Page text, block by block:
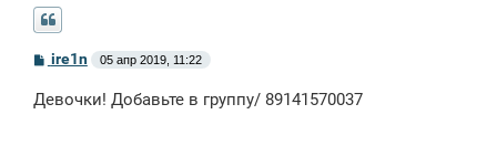
С
б
ire1n 05 апр 2019, 11:22
Девочки! Добавьте в группу/ 89141570037